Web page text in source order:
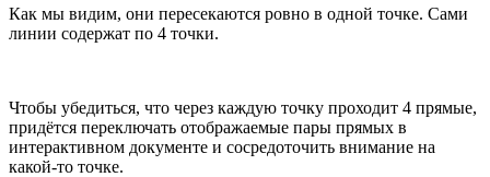
Как мы видим, они пересекаются ровно в одной точке. Сами
линии содержат по 4 точки.
Чтобы убедиться, что через каждую точку проходит 4 прямые,
придётся переключать отображаемые пары прямых в
интерактивном документе и сосредоточить внимание на
какой-то точке.